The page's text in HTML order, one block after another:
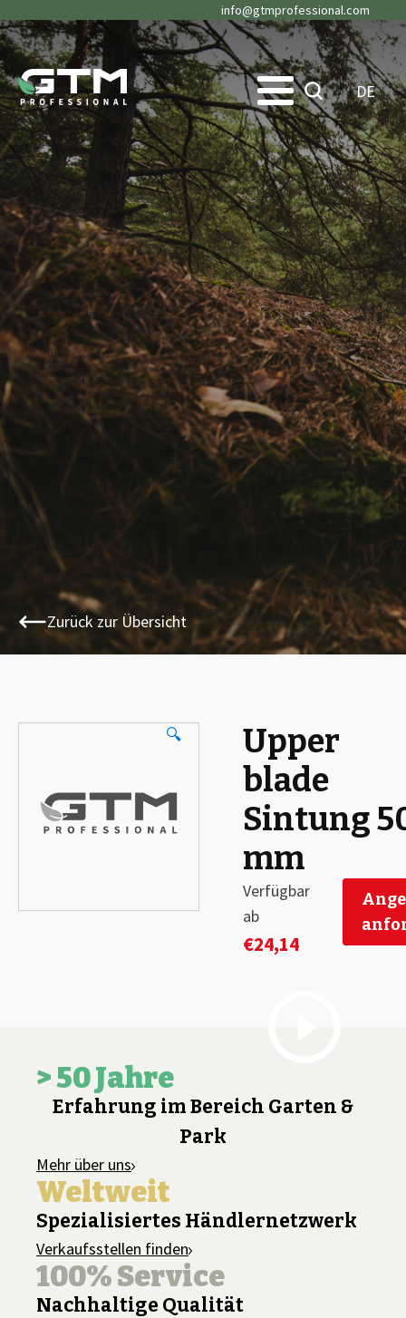
info@gtmprofessional.com
DE
Zurück zur Übersicht
🔍
Upper
blade
Sintung
mm
Verfügbar
ab
€24,14
> 50 Jahre
Erfahrung im Bereich Garten &
Park
Mehr über uns
Weltweit
Spezialisiertes Händlernetzwerk
Verkaufsstellen finden
100% Service
Nachhaltige Qualität